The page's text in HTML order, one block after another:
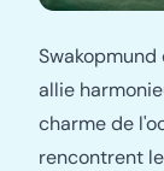
allie
charme de
rencontrent